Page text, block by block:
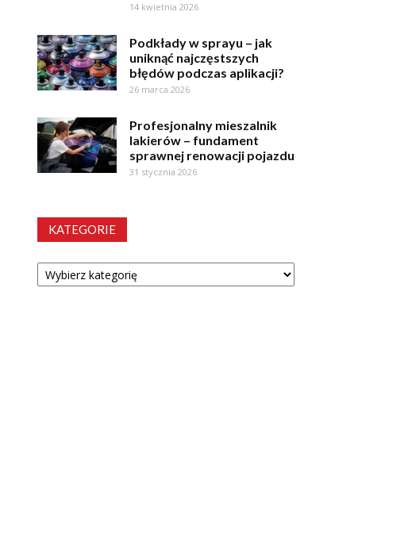
14 kwietnia 2026
Podkłady w sprayu – jak
uniknąć najczęstszych
błędów podczas aplikacji?
26 marca 2026
Profesjonalny mieszalnik
lakierów – fundament
sprawnej renowacji pojazdu
31 stycznia 2026
KATEGORIE
Kategorie